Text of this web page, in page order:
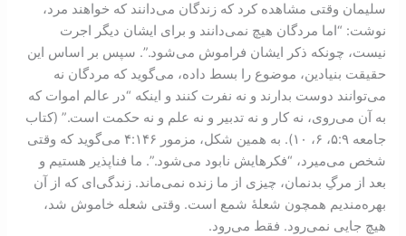
سلیمان وقتی مشاهده کرد که زندگان می‌دانند که خواهند مرد،
نوشت: “اما مردگان هیچ نمی‌دانند و برای ایشان دیگر اجرت
نیست، چونکه ذکر ایشان فراموش می‌شود.”. سپس بر اساس این
حقیقت بنیادین، موضوع را بسط داده، می‌گوید که مردگان نه
می‌توانند دوست بدارند و نه نفرت کنند و اینکه “در عالم اموات که
به آن می‌روی، نه کار و نه تدبیر و نه علم و نه حکمت است.” (کتاب
جامعه ۹:‏۵، ۶، ۱۰). به همین شکل، مزمور ۱۴۶:‏۴ می‌گوید که وقتی
شخص می‌میرد، “فکرهایش نابود می‌شود.”. ما فناپذیر هستیم و
بعد از مرگِ بدنمان، چیزی از ما زنده نمی‌ماند. زندگی‌ای که از آن
بهره‌مندیم همچون شعلۀ شمع است. وقتی شعله خاموش شد،
هیچ جایی نمی‌رود. فقط می‌رود.